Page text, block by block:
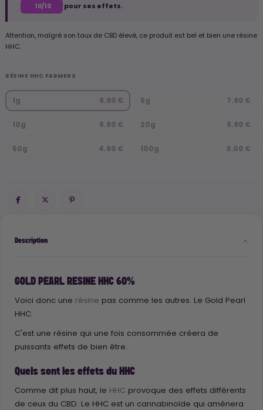
10/10 pour ses effets.
Attention, malgré son taux de CBD élevé, ce produit est bel et bien une résine
HHC.
RÉSINE HHC FARMERS
1g 8.90 € 5g 7.90 €
10g 6.90 € 20g 5.90 €
50g 4.90 € 100g 3.00 €
Description
GOLD PEARL RESINE HHC 60%
Voici donc une résine pas comme les autres. Le Gold Pearl
HHC.
C'est une résine qui une fois consommée créera de
puissants effets de bien être.
Quels sont les effets du HHC
Comme dit plus haut, le HHC provoque des effets différents
de ceux du CBD. Le HHC est un cannabinoïde qui amènera